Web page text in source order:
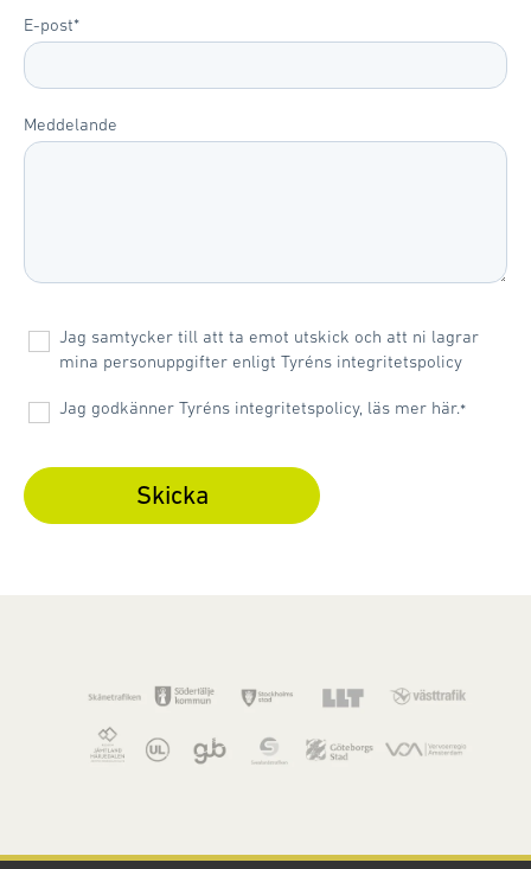
E-post*
Meddelande
Jag samtycker till att ta emot utskick och att ni lagrar
mina personuppgifter enligt Tyréns integritetspolicy
Jag godkänner Tyréns integritetspolicy, läs mer här.*